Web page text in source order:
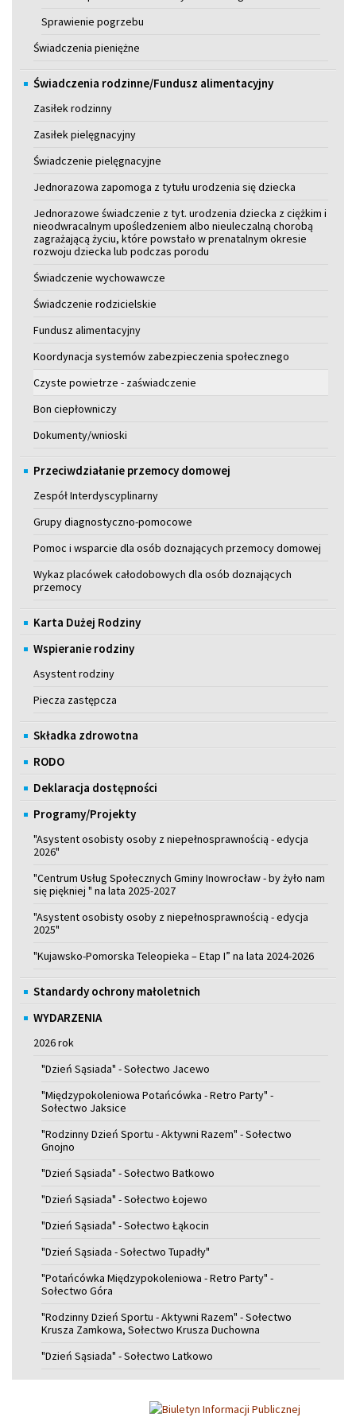
Sprawienie pogrzebu
Świadczenia pieniężne
Świadczenia rodzinne/Fundusz alimentacyjny
Zasiłek rodzinny
Zasiłek pielęgnacyjny
Świadczenie pielęgnacyjne
Jednorazowa zapomoga z tytułu urodzenia się dziecka
Jednorazowe świadczenie z tyt. urodzenia dziecka z ciężkim i
nieodwracalnym upośledzeniem albo nieuleczalną chorobą
zagrażającą życiu, które powstało w prenatalnym okresie
rozwoju dziecka lub podczas porodu
Świadczenie wychowawcze
Świadczenie rodzicielskie
Fundusz alimentacyjny
Koordynacja systemów zabezpieczenia społecznego
Czyste powietrze - zaświadczenie
Bon ciepłowniczy
Dokumenty/wnioski
Przeciwdziałanie przemocy domowej
Zespół Interdyscyplinarny
Grupy diagnostyczno-pomocowe
Pomoc i wsparcie dla osób doznających przemocy domowej
Wykaz placówek całodobowych dla osób doznających
przemocy
Karta Dużej Rodziny
Wspieranie rodziny
Asystent rodziny
Piecza zastępcza
Składka zdrowotna
RODO
Deklaracja dostępności
Programy/Projekty
"Asystent osobisty osoby z niepełnosprawnością - edycja
2026"
"Centrum Usług Społecznych Gminy Inowrocław - by żyło nam
się piękniej " na lata 2025-2027
"Asystent osobisty osoby z niepełnosprawnością - edycja
2025"
"Kujawsko-Pomorska Teleopieka – Etap I” na lata 2024-2026
Standardy ochrony małoletnich
WYDARZENIA
2026 rok
"Dzień Sąsiada" - Sołectwo Jacewo
"Międzypokoleniowa Potańcówka - Retro Party" -
Sołectwo Jaksice
"Rodzinny Dzień Sportu - Aktywni Razem" - Sołectwo
Gnojno
"Dzień Sąsiada" - Sołectwo Batkowo
"Dzień Sąsiada" - Sołectwo Łojewo
"Dzień Sąsiada" - Sołectwo Łąkocin
"Dzień Sąsiada - Sołectwo Tupadły"
"Potańcówka Międzypokoleniowa - Retro Party" -
Sołectwo Góra
"Rodzinny Dzień Sportu - Aktywni Razem" - Sołectwo
Krusza Zamkowa, Sołectwo Krusza Duchowna
"Dzień Sąsiada" - Sołectwo Latkowo